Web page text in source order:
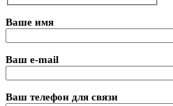
Ваше имя
Ваш e-mail
Ваш телефон для связи